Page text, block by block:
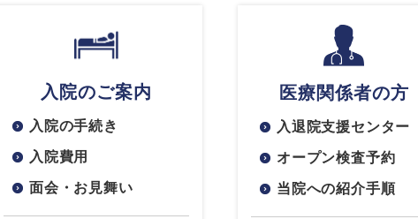
入院のご案内
入院の手続き
入院費用
面会・お見舞い
医療関係者の方
入退院支援センター
オープン検査予約
当院への紹介手順